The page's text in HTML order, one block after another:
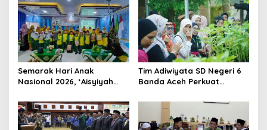
Semarak Hari Anak
Nasional 2026, ‘Aisyiyah
Perlombaan Kreatif di
Universitas Ahmad Dahlan
Aceh
Tim Adiwiyata SD Negeri 6
Banda Aceh Perkuat
Kunjungan Lapangan “FOLU
Goes to School”